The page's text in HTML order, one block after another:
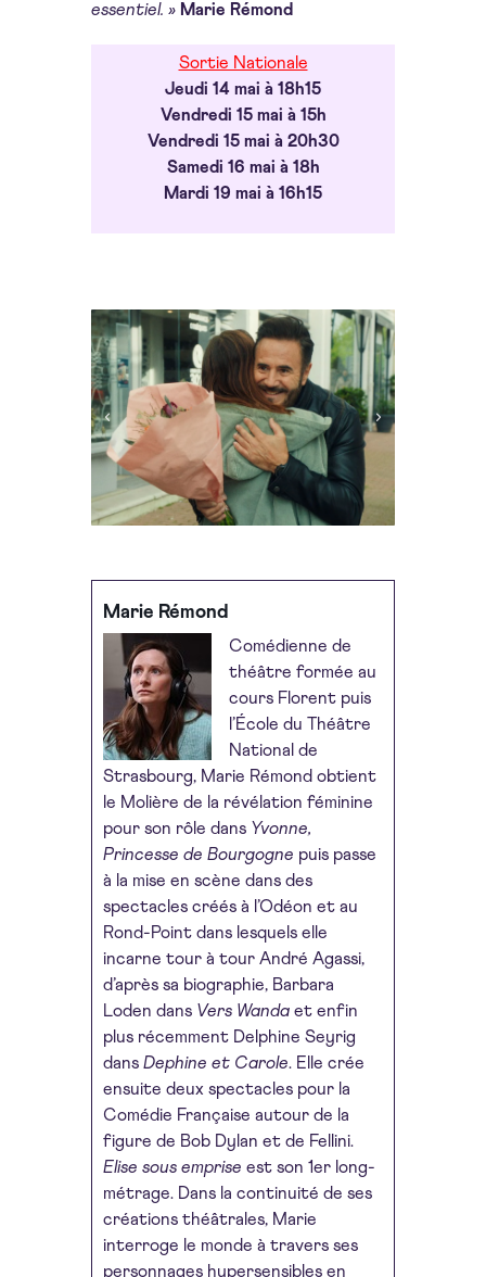
essentiel. » Marie Rémond
Sortie Nationale
Jeudi 14 mai à 18h15
Vendredi 15 mai à 15h
Vendredi 15 mai à 20h30
Samedi 16 mai à 18h
Mardi 19 mai à 16h15
Marie Rémond
Comédienne de
théâtre formée au
cours Florent puis
l’École du Théâtre
National de
Strasbourg, Marie Rémond obtient
le Molière de la révélation féminine
pour son rôle dans Yvonne,
Princesse de Bourgogne puis passe
à la mise en scène dans des
spectacles créés à l’Odéon et au
Rond-Point dans lesquels elle
incarne tour à tour André Agassi,
d’après sa biographie, Barbara
Loden dans Vers Wanda et enfin
plus récemment Delphine Seyrig
dans Dephine et Carole. Elle crée
ensuite deux spectacles pour la
Comédie Française autour de la
figure de Bob Dylan et de Fellini.
Elise sous emprise est son 1er long-
métrage. Dans la continuité de ses
créations théâtrales, Marie
interroge le monde à travers ses
personnages hypersensibles en